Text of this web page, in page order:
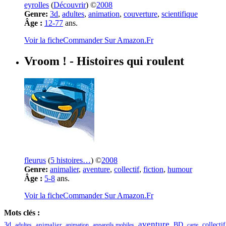
eyrolles (Découvrir) ©2008
Genre: 3d, adultes, animation, couverture, scientifique
Âge : 12-77 ans.
Voir la ficheCommander Sur Amazon.Fr
Vroom ! - Histoires qui roulent
fleurus (5 histoires…) ©2008
Genre: animalier, aventure, collectif, fiction, humour
Âge : 5-8 ans.
Voir la ficheCommander Sur Amazon.Fr
Mots clés :